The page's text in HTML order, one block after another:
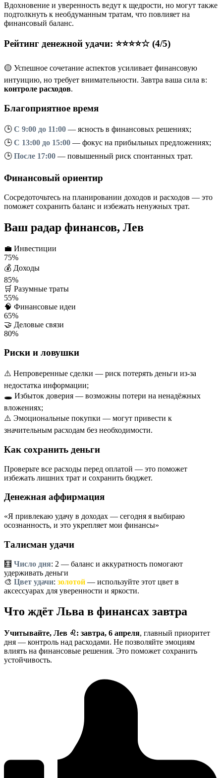
Вдохновение и уверенность ведут к щедрости, но могут также
подтолкнуть к необдуманным тратам, что повлияет на
финансовый баланс.
Рейтинг денежной удачи: ⭐⭐⭐⭐☆ (4/5)
🟡 Успешное сочетание аспектов усиливает финансовую
интуицию, но требует внимательности. Завтра ваша сила в:
контроле расходов.
Благоприятное время
🕒 С 9:00 до 11:00 — ясность в финансовых решениях;
🕒 С 13:00 до 15:00 — фокус на прибыльных предложениях;
🕒 После 17:00 — повышенный риск спонтанных трат.
Финансовый ориентир
Сосредоточьтесь на планировании доходов и расходов — это
поможет сохранить баланс и избежать ненужных трат.
Ваш радар финансов, Лев
💼 Инвестиции
75%
💰 Доходы
85%
🛒 Разумные траты
55%
🧠 Финансовые идеи
65%
🤝 Деловые связи
80%
Риски и ловушки
⚠️ Непроверенные сделки — риск потерять деньги из-за
недостатка информации;
🕳️ Избыток доверия — возможны потери на ненадёжных
вложениях;
⚠️ Эмоциональные покупки — могут привести к
значительным расходам без необходимости.
Как сохранить деньги
Проверьте все расходы перед оплатой — это поможет
избежать лишних трат и сохранить бюджет.
Денежная аффирмация
«Я привлекаю удачу в доходах — сегодня я выбираю
осознанность, и это укрепляет мои финансы»
Талисман удачи
🧮 Число дня: 2 — баланс и аккуратность помогают
удерживать деньги
🎨 Цвет удачи: золотой — используйте этот цвет в
аксессуарах для уверенности и яркости.
Что ждёт Льва в финансах завтра
Учитывайте, Лев ♌: завтра, 6 апреля, главный приоритет
дня — контроль над расходами. Не позволяйте эмоциям
влиять на финансовые решения. Это поможет сохранить
устойчивость.